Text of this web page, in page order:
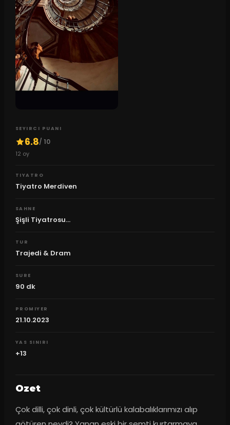
SEYIRCI PUANI
6.8/ 10
12 oy
TIYATRO
Tiyatro Merdiven
SAHNE
Şişli Tiyatrosu...
TUR
Trajedi & Dram
SURE
90 dk
PROMIYER
21.10.2023
YAS SINIRI
+13
Ozet
Çok dilli, çok dinli, çok kültürlü kalabalıklarımızı alıp